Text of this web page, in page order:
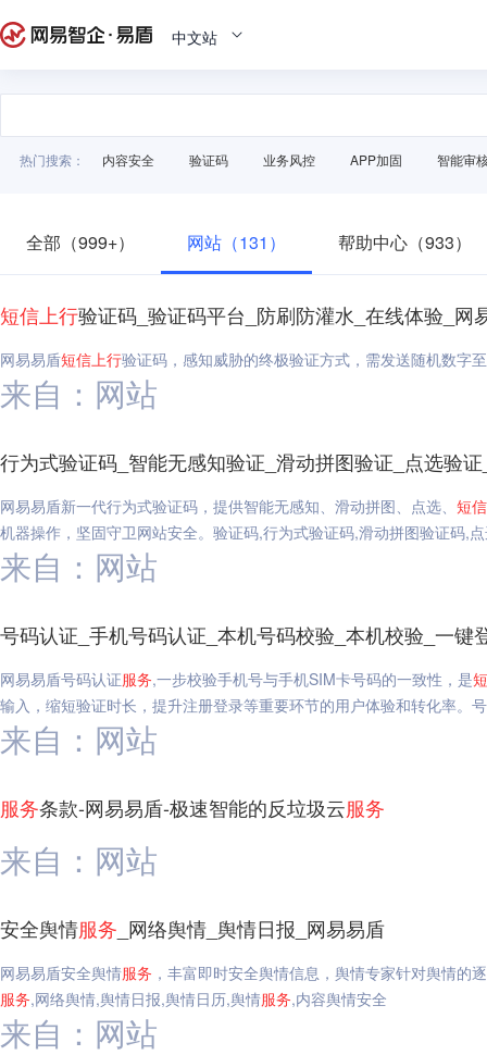
中文站
热门搜索： 内容安全 验证码 业务风控 APP加固 智能审
全部（999+） 网站（131） 帮助中心（933）
短信 上行验证码_验证码平台_防刷防灌水_在线体验_网
网易易盾短信上行验证码，感知威胁的终极验证方式，需发送随机数字
来自：网站
行为式验证码_智能无感知验证_滑动拼图验证_点选验
网易易盾新一代行为式验证码，提供智能无感知、滑动拼图、点选、 短信
机器操作，坚固守卫网站安全。验证码,行为式验证码,滑动拼图验证码,
来自：网站
号码认证_手机号码认证_本机号码校验_本机校验_一键
网易易盾号码认证服务,一步校验手机号与手机SIM卡号码的一致性，是
输入，缩短验证时长，提升注册登录等重要环节的用户体验和转化率。
来自：网站
服务条款-网易易盾-极速智能的反垃圾云服务
来自：网站
安全舆情服务 _网络舆情_舆情日报_网易易盾
网易易盾安全舆情服务 ，丰富即时安全舆情信息，舆情专家针对舆情的
服务,网络舆情,舆情日报,舆情日历,舆情服务,内容舆情安全
来自：网站